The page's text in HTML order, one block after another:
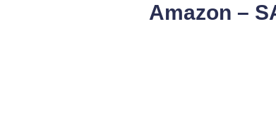
Amazon –